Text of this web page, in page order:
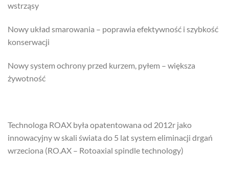
wstrząsy
Nowy układ smarowania – poprawia efektywność i szybkość
konserwacji
Nowy system ochrony przed kurzem, pyłem – większa
żywotność
Technologa ROAX była opatentowana od 2012r jako
innowacyjny w skali świata do 5 lat system eliminacji drgań
wrzeciona (RO.AX – Rotoaxial spindle technology)